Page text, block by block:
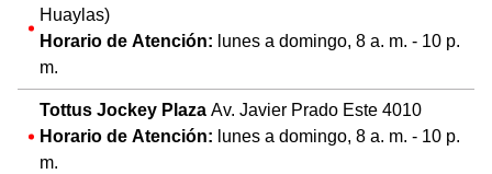
Huaylas)
Horario de Atención: lunes a domingo, 8 a. m. - 10 p.
m.
Tottus Jockey Plaza Av. Javier Prado Este 4010
Horario de Atención: lunes a domingo, 8 a. m. - 10 p.
m.